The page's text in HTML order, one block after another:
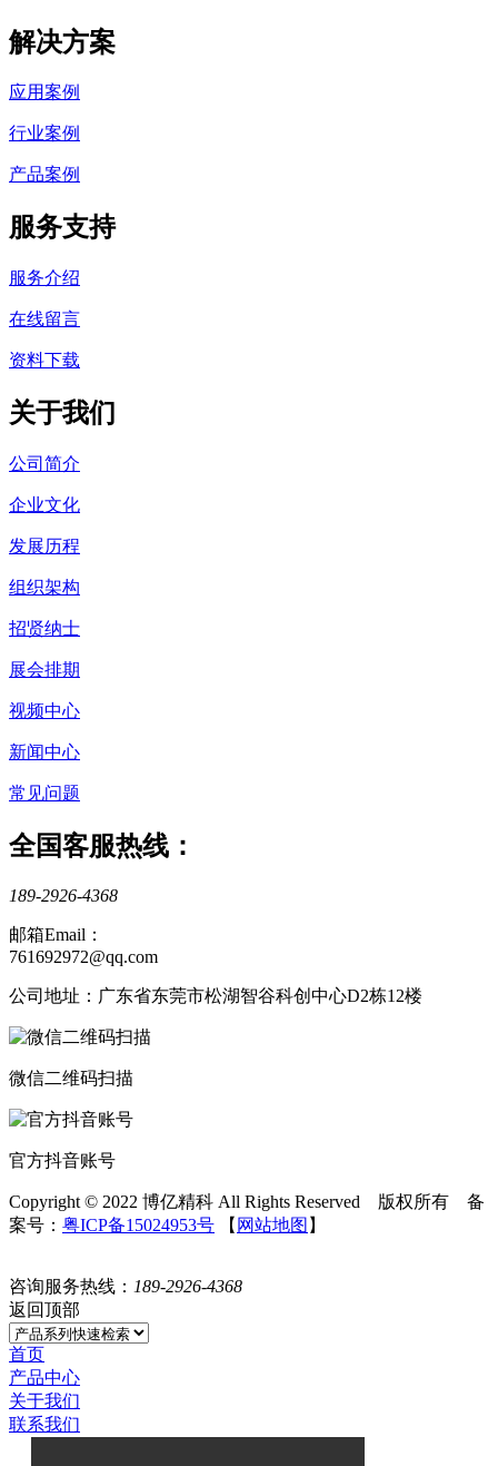
解决方案
应用案例
行业案例
产品案例
服务支持
服务介绍
在线留言
资料下载
关于我们
公司简介
企业文化
发展历程
组织架构
招贤纳士
展会排期
视频中心
新闻中心
常见问题
全国客服热线：
189-2926-4368
邮箱Email：
761692972@qq.com
公司地址：广东省东莞市松湖智谷科创中心D2栋12楼
微信二维码扫描
官方抖音账号
Copyright © 2022 博亿精科 All Rights Reserved 版权所有 备
案号： 粤ICP备15024953号 【 网站地图 】
咨询服务热线： 189-2926-4368
返回顶部
首页
产品中心
关于我们
联系我们